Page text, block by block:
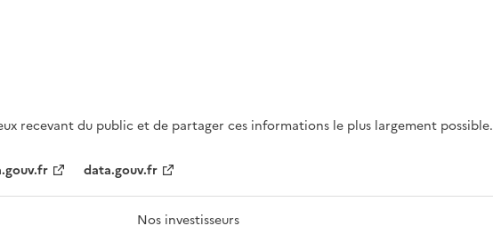
recevant du public et de partager ces informations le plus largement possible.
data.gouv.fr
Nos investisseurs